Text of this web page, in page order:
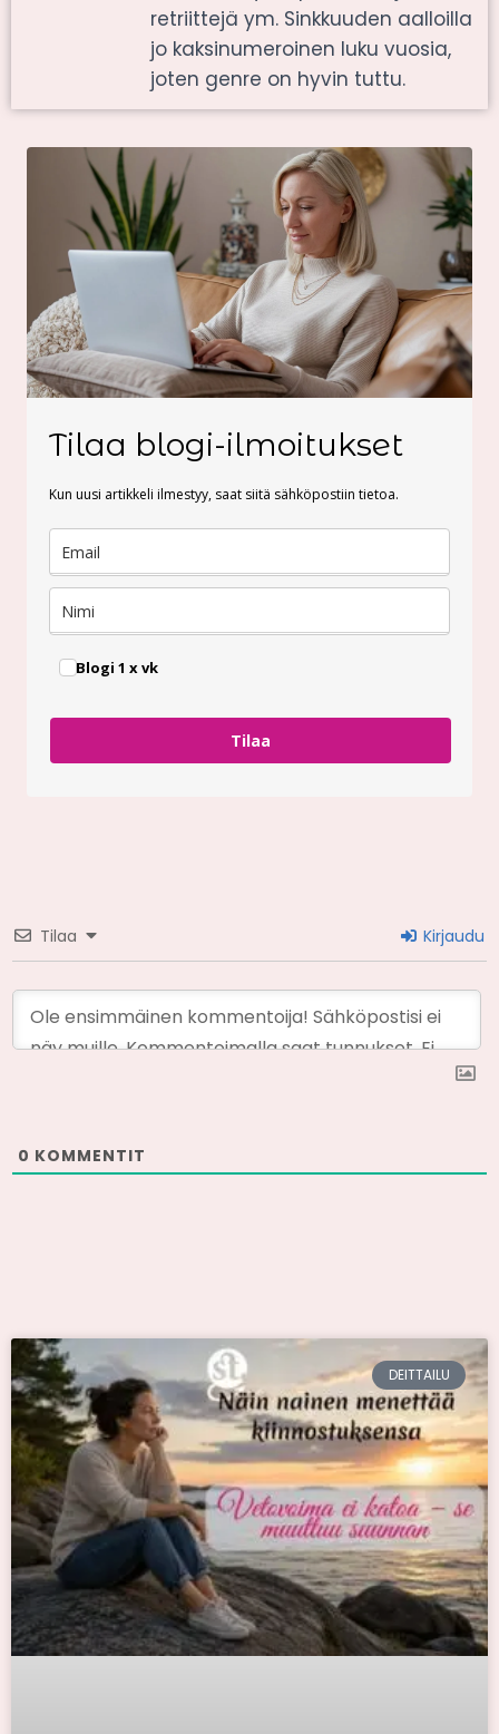
retriittejä ym. Sinkkuuden aalloilla
jo kaksinumeroinen luku vuosia,
joten genre on hyvin tuttu.
Tilaa blogi-ilmoitukset
Kun uusi artikkeli ilmestyy, saat siitä sähköpostiin tietoa.
Blogi 1 x vk
Tilaa
Tilaa Kirjaudu
0 KOMMENTIT
DEITTAILU